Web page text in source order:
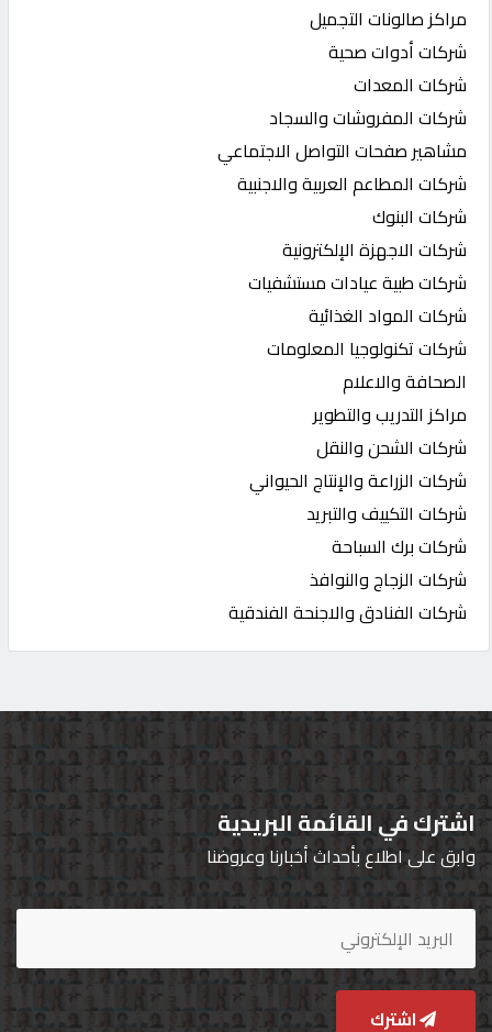
مراكز صالونات التجميل
شركات أدوات صحية
شركات المعدات
شركات المفروشات والسجاد
مشاهير صفحات التواصل الاجتماعي
شركات المطاعم العربية والاجنبية
شركات البنوك
شركات الاجهزة الإلكترونية
شركات طبية عيادات مستشفيات
شركات المواد الغذائية
شركات تكنولوجيا المعلومات
الصحافة والاعلام
مراكز التدريب والتطوير
شركات الشحن والنقل
شركات الزراعة والإنتاج الحيواني
شركات التكييف والتبريد
شركات برك السباحة
شركات الزجاج والنوافذ
شركات الفنادق والاجنحة الفندقية
اشترك في القائمة البريدية
وابق على اطلاع بأحداث أخبارنا وعروضنا
اشترك